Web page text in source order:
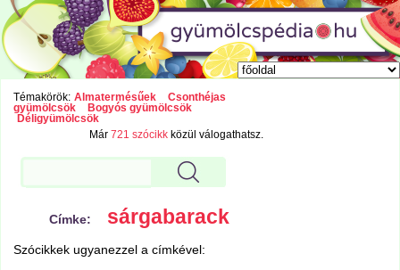
Témakörök: Almatermésűek
Csonthéjas
gyümölcsök
Bogyós gyümölcsök
Déligyümölcsök
Már721 szócikk közül válogathatsz.
Címke: sárgabarack
Szócikkek ugyanezzel a címkével: